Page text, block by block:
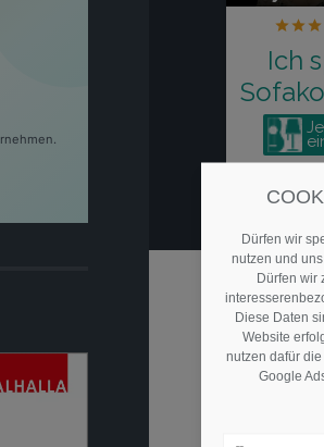
© 2026
Dürfen wir
nutzen und
Dürfen wir
Diese Daten
Website
nutzen dafür
Google